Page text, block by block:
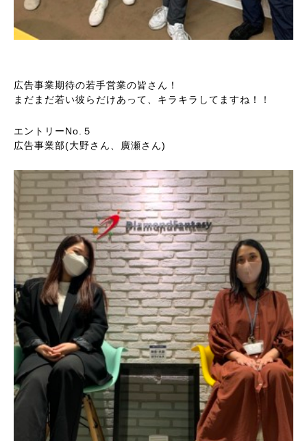
広告事業期待の若手営業の皆さん！
まだまだ若い彼らだけあって、キラキラしてますね！！
エントリーNo.５
広告事業部(大野さん、廣瀬さん)